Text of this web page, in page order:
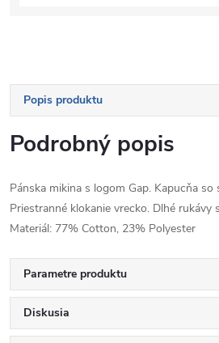
Popis produktu
Podrobný popis
Pánska mikina s logom Gap. Kapucňa
Priestranné klokanie vrecko. Dlhé rukávy
Materiál: 77% Cotton, 23% Polyester
Parametre produktu
Diskusia